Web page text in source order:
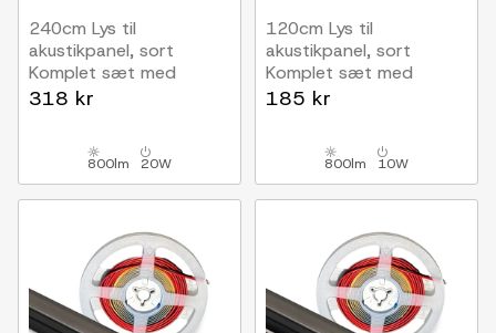
240cm Lys til
akustikpanel, sort
Komplet sæt med
aluprofil og CCT LED
318 kr
800lm 20W
120cm Lys til
akustikpanel, sort
Komplet sæt med
aluprofil og COB LED
185 kr
800lm 10W